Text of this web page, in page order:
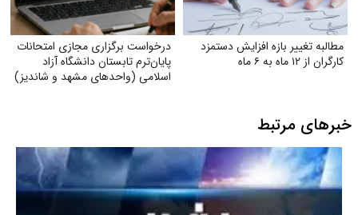
مطالبه تغییر بازه افزایش دستمزد
کارگران از ۱۲ ماه به ۶ ماه
درخواست برگزاری مجازی امتحانات
پایان‌ترم تابستان دانشگاه آزاد
اسلامی (واحدهای مشهد و شاندیز)
خبرهای مرتبط